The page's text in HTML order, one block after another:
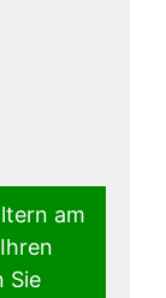
am
Sie